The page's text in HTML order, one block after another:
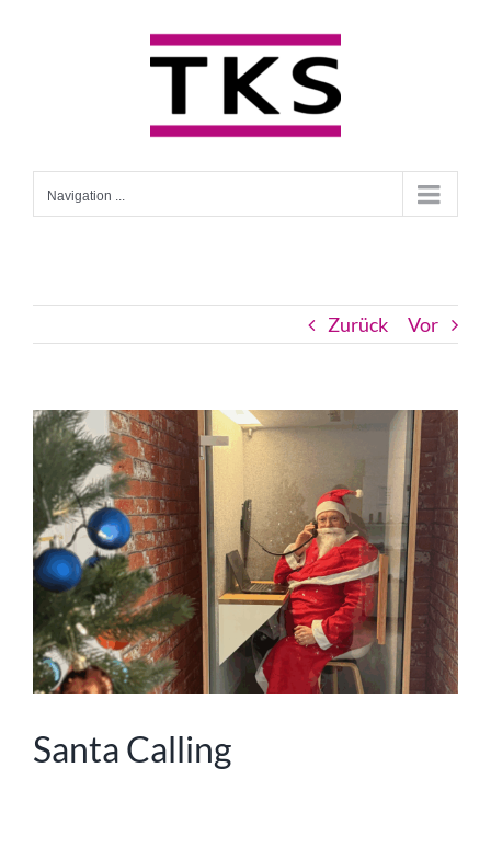
Navigation ...
Zurück Vor
View
Larger
Image
Santa Calling